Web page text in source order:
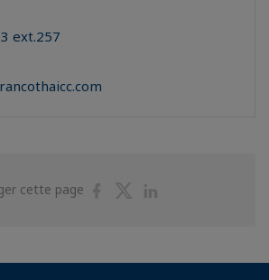
ext.257
cette page
PartagerPartager